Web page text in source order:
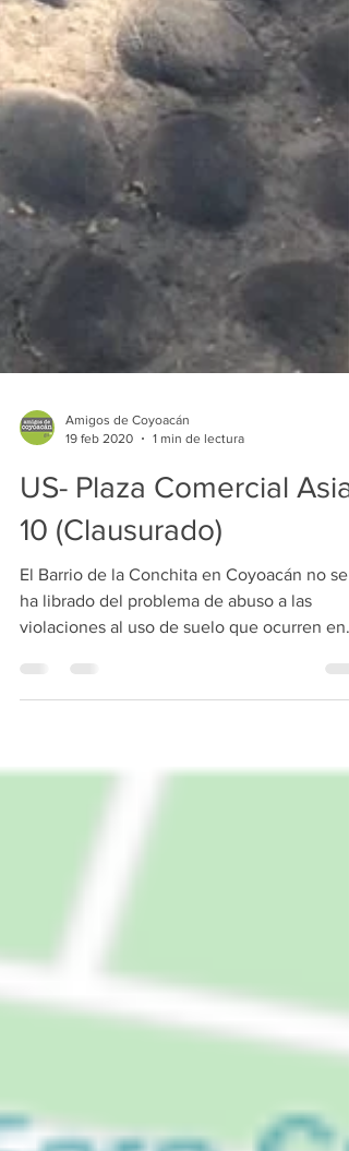
19 feb 2020
1 min de lectura
US- Plaza Comercial Asia
10 (Clausurado)
El Barrio de la Conchita en Coyoacán no se
ha librado del problema de abuso a las
violaciones al uso de suelo que ocurren en